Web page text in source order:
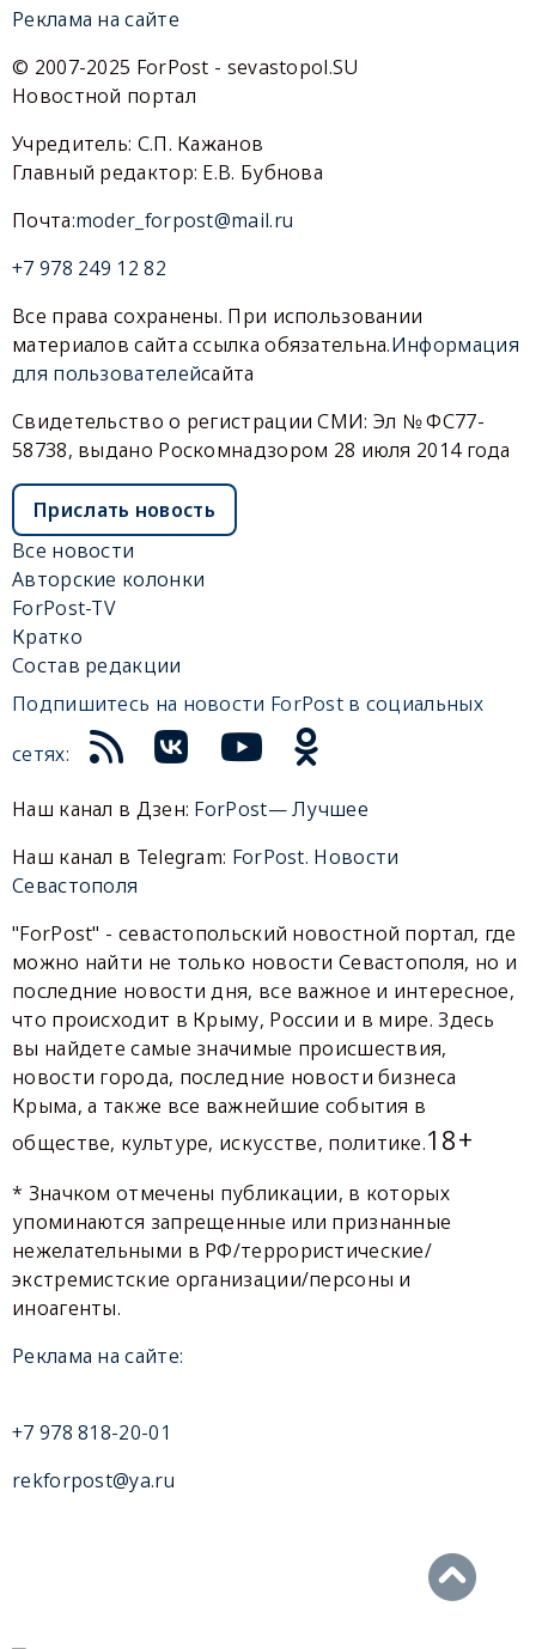
Реклама на сайте
© 2007-2025 ForPost - sevastopol.SU
Новостной портал
Учредитель: С.П. Кажанов
Главный редактор: Е.В. Бубнова
Почта:moder_forpost@mail.ru
+7 978 249 12 82
Все права сохранены. При использовании
материалов сайта ссылка обязательна.Информация
для пользователейсайта
Свидетельство о регистрации СМИ: Эл № ФС77-
58738, выдано Роскомнадзором 28 июля 2014 года
Прислать новость
Все новости
Авторские колонки
ForPost-TV
Кратко
Состав редакции
Подпишитесь на новости ForPost в социальных
сетях:
Наш канал в Дзен: ForPost— Лучшее
Наш канал в Telegram: ForPost. Новости
Севастополя
"ForPost" - севастопольский новостной портал, где
можно найти не только новости Севастополя, но и
последние новости дня, все важное и интересное,
что происходит в Крыму, России и в мире. Здесь
вы найдете самые значимые происшествия,
новости города, последние новости бизнеса
Крыма, а также все важнейшие события в
обществе, культуре, искусстве, политике.18+
* Значком отмечены публикации, в которых
упоминаются запрещенные или признанные
нежелательными в РФ/террористические/
экстремистские организации/персоны и
иноагенты.
Реклама на сайте:
+7 978 818-20-01
rekforpost@ya.ru